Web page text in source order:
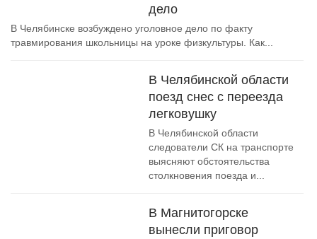
дело
В Челябинске возбуждено уголовное дело по факту
травмирования школьницы на уроке физкультуры. Как...
В Челябинской области
поезд снес с переезда
легковушку
В Челябинской области
следователи СК на транспорте
выясняют обстоятельства
столкновения поезда и...
В Магнитогорске
вынесли приговор